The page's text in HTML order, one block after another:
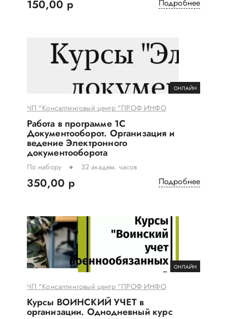
150,00 р Подробнее
ОНЛАЙН
ЧП "Консалтинговый центр "ПРОФ ИНФО
Работа в программе 1С
Документооборот. Организация и
ведение Электронного
документооборота
По набору 32 академ. часов
350,00 р Подробнее
ОНЛАЙН
ЧП "Консалтинговый центр "ПРОФ ИНФО
Курсы ВОИНСКИЙ УЧЕТ в
организации. Однодневный курс